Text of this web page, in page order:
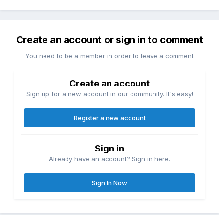
Create an account or sign in to comment
You need to be a member in order to leave a comment
Create an account
Sign up for a new account in our community. It's easy!
Register a new account
Sign in
Already have an account? Sign in here.
Sign In Now